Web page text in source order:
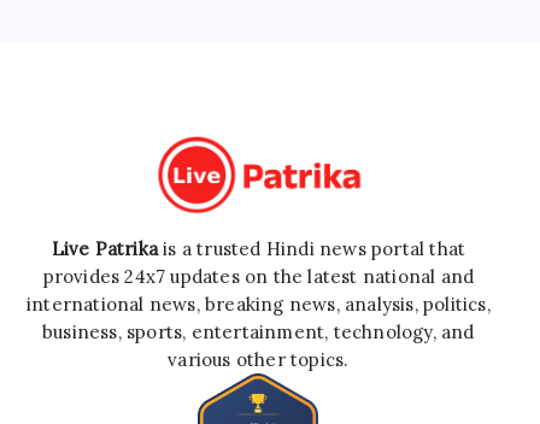
Live Patrikais a trusted Hindi news portal that
provides 24x7 updates on the latest national and
international news, breaking news, analysis, politics,
business, sports, entertainment, technology, and
various other topics.